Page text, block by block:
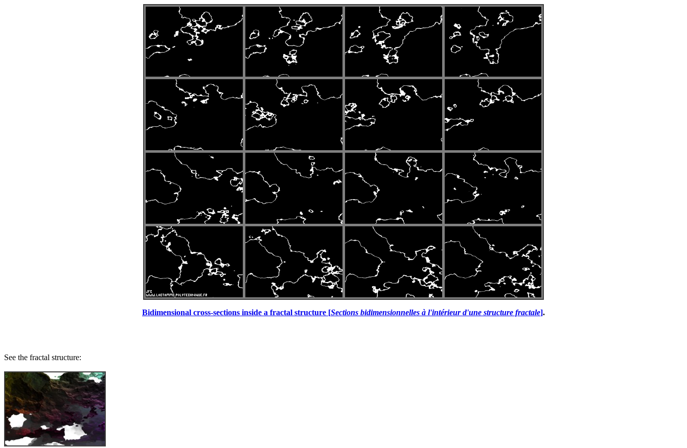
Bidimensional cross-sections inside a fractal structure [Sections bidimensionnelles à l'intérieur d'une structure fractale].
See the fractal structure: